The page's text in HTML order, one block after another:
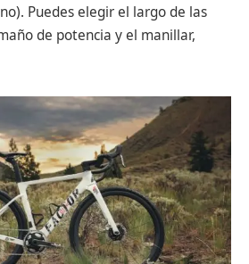
Puedes elegir el largo de las
de potencia y el manillar,